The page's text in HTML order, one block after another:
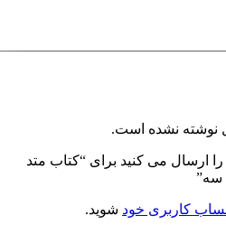
نوشته نشده است.
را ارسال می کنید برای “کتاب متد
سه”
کاربری خود شوید.